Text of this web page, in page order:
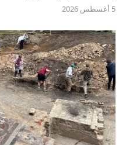
5 أغسطس 2026